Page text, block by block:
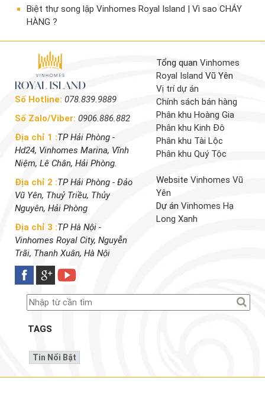
​Biệt thự song lập Vinhomes Royal Island | Vì sao CHÁY
HÀNG ?
Số Hotline: 078.839.9889
Số Zalo/Viber: 0906.886.882
Địa chỉ 1 :TP Hải Phòng -
Hd24, Vinhomes Marina, Vĩnh
Niệm, Lê Chân, Hải Phòng.
Địa chỉ 2 :TP Hải Phòng - Đảo
Vũ Yên, Thuỷ Triều, Thủy
Nguyên, Hải Phòng
Địa chỉ 3 :TP Hà Nội -
Vinhomes Royal City, Nguyễn
Trãi, Thanh Xuân, Hà Nội
Tổng quan Vinhomes
Royal Island Vũ Yên
Vị trí dự án
Chính sách bán hàng
Phân khu Hoàng Gia
Phân khu Kinh Đô
Phân khu Tài Lộc
Phân khu Quý Tộc
Website Vinhomes Vũ
Yên
Dự án Vinhomes Hạ
Long Xanh
TAGS
Tin Nổi Bật